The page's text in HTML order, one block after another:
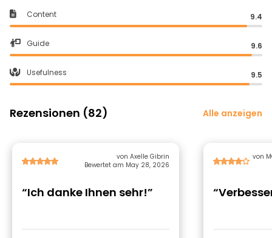
Content 9.4
Guide 9.6
Usefulness 9.5
Rezensionen (82) Alle anzeigen
von Axelle Gibrin
Bewertet am May 28, 2026
“Ich danke Ihnen sehr!”
von